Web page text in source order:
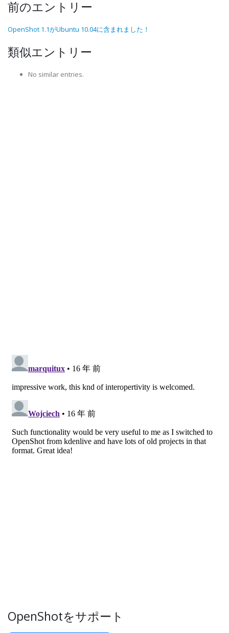
前のエントリー
OpenShot 1.1がUbuntu 10.04に含まれました！
類似エントリー
No similar entries.
OpenShotをサポート